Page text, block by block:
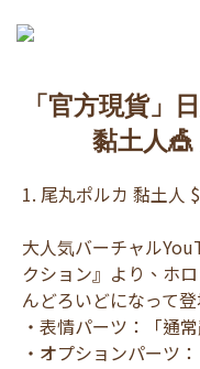
「官方現貨」
黏土人
1. 尾丸ポルカ 黏土人
大人気バーチャル
クション』より、ホ
んどろいどになって登
・表情パーツ：「通
・オプションパーツ